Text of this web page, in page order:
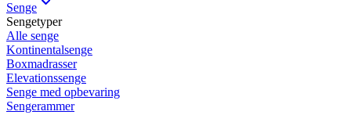
Senge
Sengetyper
Alle senge
Kontinentalsenge
Boxmadrasser
Elevationssenge
Senge med opbevaring
Sengerammer